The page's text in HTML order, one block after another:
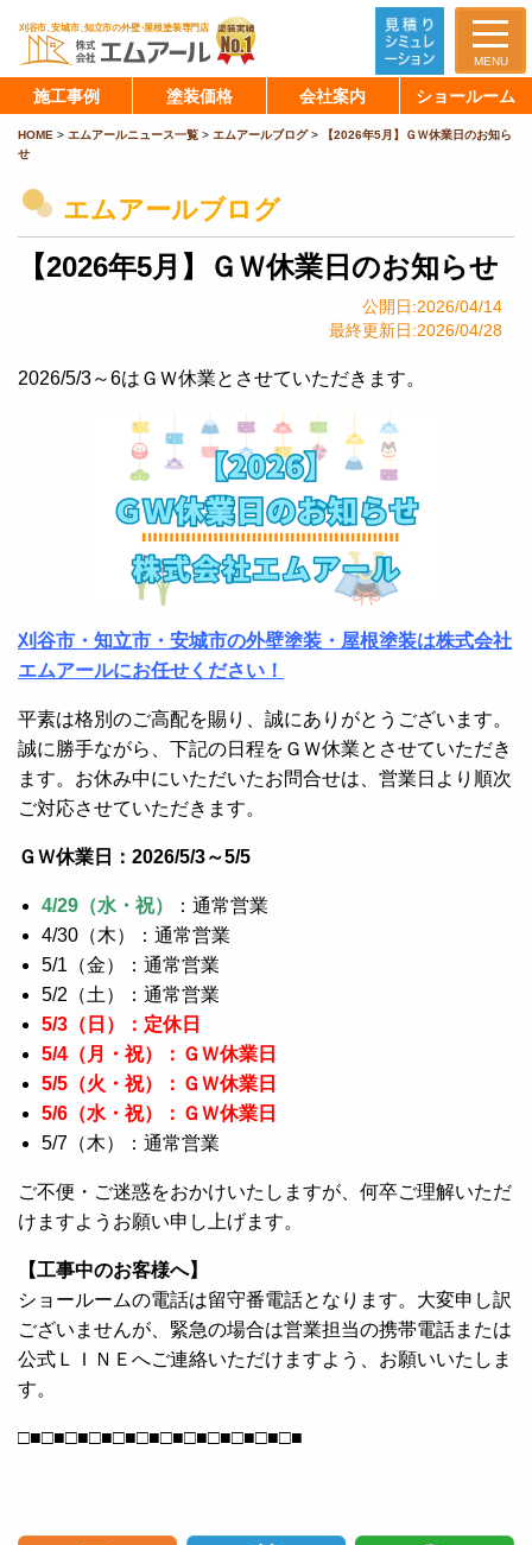
MENU
施工事例 塗装価格 会社案内 ショールーム
HOME > エムアールニュース一覧 > エムアールブログ>
【2026年5月】ＧＷ休業日のお知ら
せ
エムアールブログ
【2026年5月】ＧＷ休業日のお知らせ
公開日:2026/04/14
最終更新日:2026/04/28
2026/5/3～6はＧＷ休業とさせていただきます。
刈谷市・知立市・安城市の外壁塗装・屋根塗装は株式会社
エムアールにお任せください！
平素は格別のご高配を賜り、誠にありがとうございます。
誠に勝手ながら、下記の日程をＧＷ休業とさせていただき
ます。お休み中にいただいたお問合せは、営業日より順次
ご対応させていただきます。
ＧＷ休業日：2026/5/3～5/5
4/29（水・祝）
：通常営業
4/30（木）：通常営業
5/1（金）：通常営業
5/2（土）：通常営業
5/3（日）：定休日
5/4（月・祝）：ＧＷ休業日
5/5（火・祝）：ＧＷ休業日
5/6（水・祝）：ＧＷ休業日
5/7（木）：通常営業
ご不便・ご迷惑をおかけいたしますが、何卒ご理解いただ
けますようお願い申し上げます。
【工事中のお客様へ】
ショールームの電話は留守番電話となります。大変申し訳
ございませんが、緊急の場合は営業担当の携帯電話または
公式ＬＩＮＥへご連絡いただけますよう、お願いいたしま
す。
□■□■□■□■□■□■□■□■□■□■□■□■